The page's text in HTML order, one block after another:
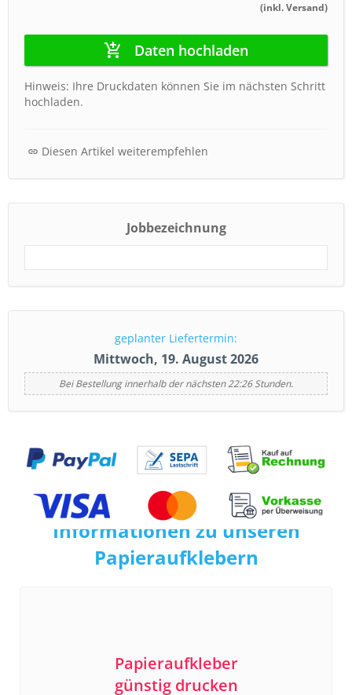
(inkl. Versand)
Daten hochladen
Hinweis: Ihre Druckdaten können Sie im nächsten Schritt
hochladen.
Diesen Artikel weiterempfehlen
Jobbezeichnung
geplanter Liefertermin:
Mittwoch, 19. August 2026
Bei Bestellung innerhalb der nächsten 22:26 Stunden.
Informationen zu unseren
Papieraufklebern
Papieraufkleber
günstig drucken